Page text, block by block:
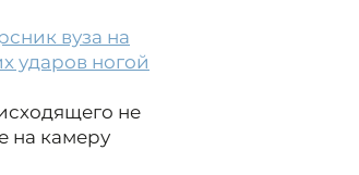
вуза на
ударов ногой
не
на камеру